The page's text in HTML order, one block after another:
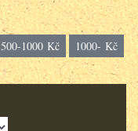
500-1000 Kč 1000- Kč